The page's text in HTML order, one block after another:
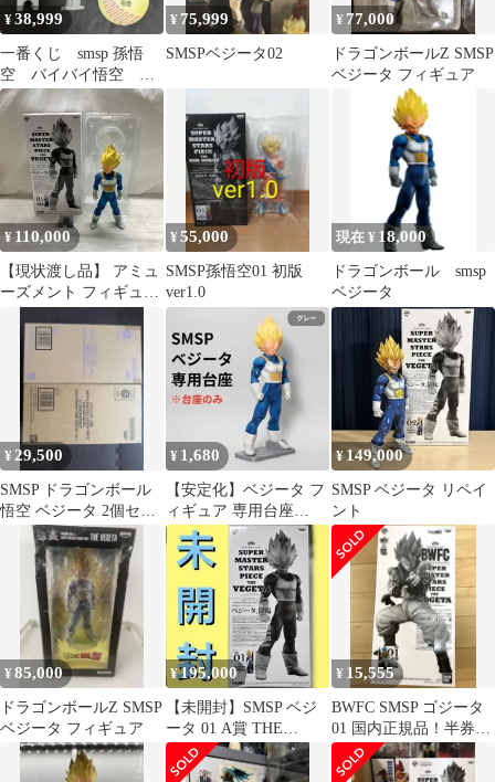
¥38,999
一番くじ smsp 孫悟
空 バイバイ悟空 ベ
ジット 身勝手 台
座 まとめ売り
¥ 75,999
SMSPベジータ02
¥ 77,000
ドラゴンボールZ SMSP
ベジータ フィギュア
¥ 110,000
【現状渡し品】 アミュ
ーズメント フィギュア
ル超 SMSP SUPER
MASTER STARS PIECE
ベジータ 01 A賞 【050-
260730-YT-02-min】
¥55,000
SMSP孫悟空01 初版
ver1.0
現在 ¥ 18,000
ドラゴンボール smsp
ベジータ
¥ 29,500
SMSP ドラゴンボール
悟空 ベジータ 2個セッ
¥ 1,680
【安定化】ベジータ フ
ィギュア 専用台座
SMSP ゲンキダマツリ
まとめ売り可
¥ 149,000
SMSP ベジータ リペイ
ント
¥85,000
ドラゴンボールZ SMSP
ベジータ フィギュア
¥195,000
【未開封】SMSP ベジ
ータ 01 A賞 THE
BRUSH ドラゴンボール
¥ 15,555
BWFC SMSP ゴジータ
01 国内正規品！半券付
き！